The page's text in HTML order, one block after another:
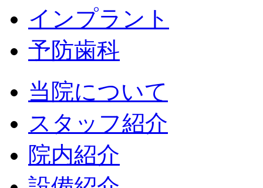
インプラント
予防歯科
当院について
スタッフ紹介
院内紹介